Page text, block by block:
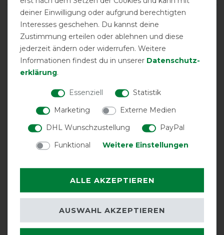
LATEST REVIEWS
10.04.2026
Ich habe nur Horseware Decken. Diese sitzt und passt
sehr gut. Qualität ist auch typisch Horseware . Ich würde
sie sofort wieder bestellen
19.11.2025
Tolle Decke
Ich hab zwar die Decke in 125 bestellt, aber das Produkt
Ich hoffe das sie lange dicht bleibt , bei dem schitt
12.09.2025
Der Beschreibung entsprechend, Decke ist super
deiner Einwilligung oder aufgrund berechtigten
Interesses geschehen. Du kannst deine
Zustimmung erteilen oder ablehnen und diese
jederzeit ändern oder widerrufen. Weitere
Informationen findest du in unserer Daten­schutz­
erklärung.
Essenziell
Statistik
Marketing
Externe Medien
DHL Wunschzustellung
PayPal
Funktional
Weitere Einstellungen
ALLE AKZEPTIEREN
AUSWAHL AKZEPTIEREN